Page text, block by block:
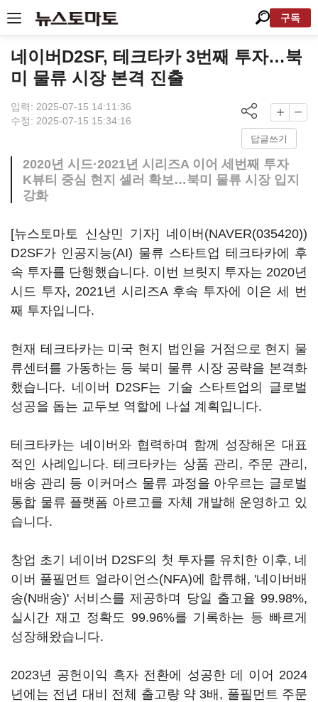
구독
네이버D2SF, 테크타카 3번째 투자…북
미 물류 시장 본격 진출
입력: 2025-07-15 14:11:36
수정: 2025-07-15 15:34:16
답글쓰기
2020년 시드·2021년 시리즈A 이어 세번째 투자
K뷰티 중심 현지 셀러 확보…북미 물류 시장 입지
강화
[뉴스토마토 신상민 기자] 네이버(NAVER(035420))
D2SF가 인공지능(AI) 물류 스타트업 테크타카에 후
속 투자를 단행했습니다. 이번 브릿지 투자는 2020년
시드 투자, 2021년 시리즈A 후속 투자에 이은 세 번
째 투자입니다.
현재 테크타카는 미국 현지 법인을 거점으로 현지 물
류센터를 가동하는 등 북미 물류 시장 공략을 본격화
했습니다. 네이버 D2SF는 기술 스타트업의 글로벌
성공을 돕는 교두보 역할에 나설 계획입니다.
테크타카는 네이버와 협력하며 함께 성장해온 대표
적인 사례입니다. 테크타카는 상품 관리, 주문 관리,
배송 관리 등 이커머스 물류 과정을 아우르는 글로벌
통합 물류 플랫폼 아르고를 자체 개발해 운영하고 있
습니다.
창업 초기 네이버 D2SF의 첫 투자를 유치한 이후, 네
이버 풀필먼트 얼라이언스(NFA)에 합류해, '네이버배
송(N배송)' 서비스를 제공하며 당일 출고율 99.98%,
실시간 재고 정확도 99.96%를 기록하는 등 빠르게
성장해왔습니다.
2023년 공헌이익 흑자 전환에 성공한 데 이어 2024
년에는 전년 대비 전체 출고량 약 3배, 풀필먼트 주문